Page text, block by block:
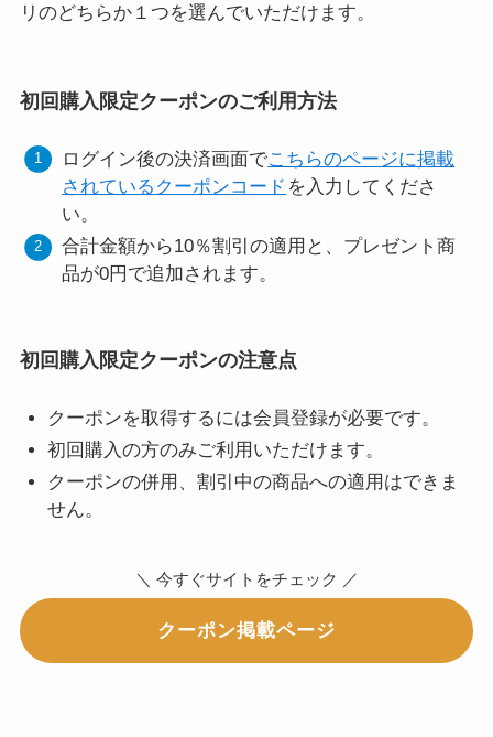
リのどちらか１つを選んでいただけます。
初回購入限定クーポンのご利用方法
ログイン後の決済画面でこちらのページに掲載
されているクーポンコード を入力してくださ
い。
合計金額から10％割引の適用と、プレゼント商
品が0円で追加されます。
初回購入限定クーポンの注意点
クーポンを取得するには会員登録が必要です。
初回購入の方のみご利用いただけます。
クーポンの併用、割引中の商品への適用はできま
せん。
＼ 今すぐサイトをチェック ／
クーポン掲載ページ